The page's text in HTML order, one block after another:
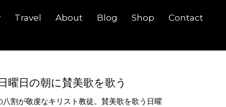
Travel About Blog Shop Contact
曜日の朝に賛美歌を歌う
割が敬虔なキリスト教徒。賛美歌を歌う日曜